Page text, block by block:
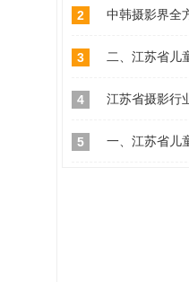
2 中韩摄影界全
3 二、江苏省儿童摄制品
4 江苏省摄影行业协
5 一、江苏省儿